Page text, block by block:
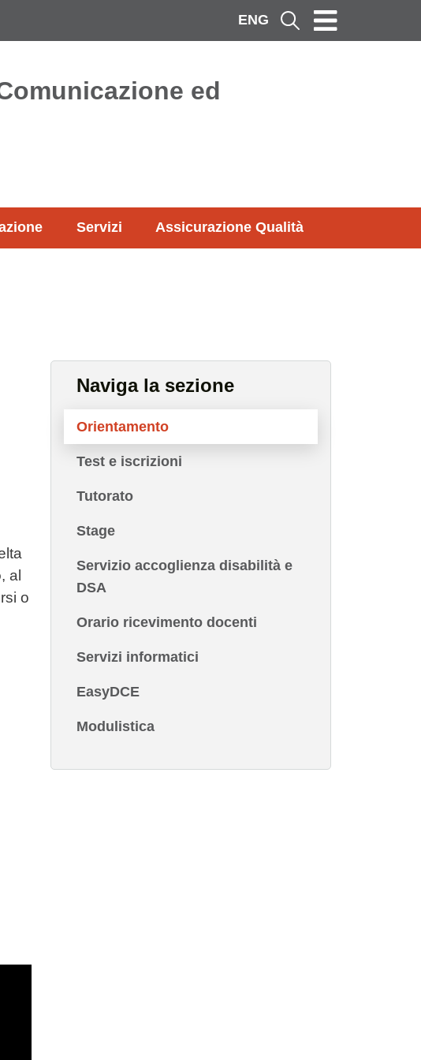
ENG Cerca
ed
Servizi Assicurazione Qualità
, al
o
Naviga la sezione
Orientamento
Test e iscrizioni
Tutorato
Stage
Servizio accoglienza disabilità e
DSA
Orario ricevimento docenti
Servizi informatici
EasyDCE
Modulistica